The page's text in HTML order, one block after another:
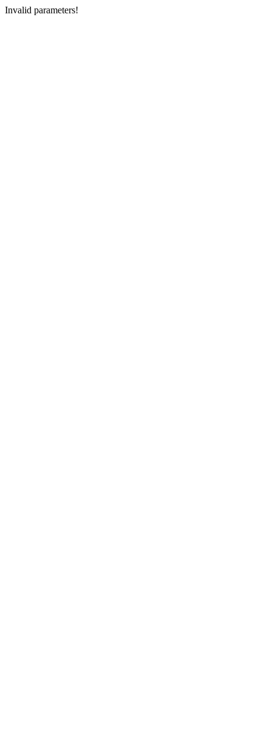
Invalid parameters!